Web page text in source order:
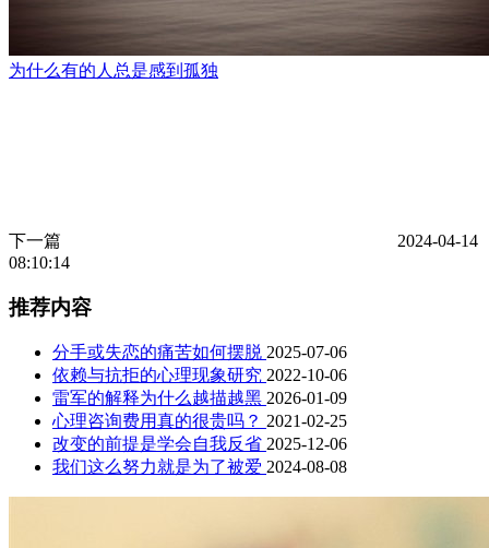
为什么有的人总是感到孤独
下一篇
2024-04-14
08:10:14
推荐内容
分手或失恋的痛苦如何摆脱 2025-07-06
依赖与抗拒的心理现象研究 2022-10-06
雷军的解释为什么越描越黑 2026-01-09
心理咨询费用真的很贵吗？ 2021-02-25
改变的前提是学会自我反省 2025-12-06
我们这么努力就是为了被爱 2024-08-08